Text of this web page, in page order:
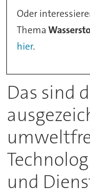
Oder
Thema
hier.
Das sind
und